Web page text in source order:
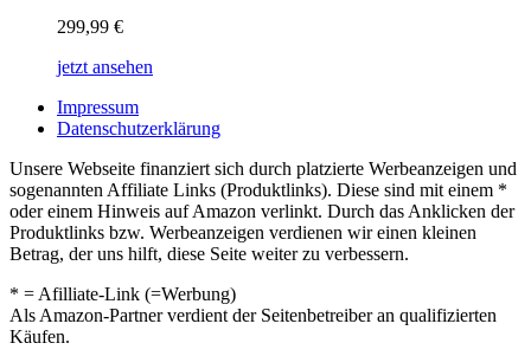
299,99 €
jetzt ansehen
Impressum
Datenschutzerklärung
Unsere Webseite finanziert sich durch platzierte Werbeanzeigen und
sogenannten Affiliate Links (Produktlinks). Diese sind mit einem *
oder einem Hinweis auf Amazon verlinkt. Durch das Anklicken der
Produktlinks bzw. Werbeanzeigen verdienen wir einen kleinen
Betrag, der uns hilft, diese Seite weiter zu verbessern.
* = Afilliate-Link (=Werbung)
Als Amazon-Partner verdient der Seitenbetreiber an qualifizierten
Käufen.